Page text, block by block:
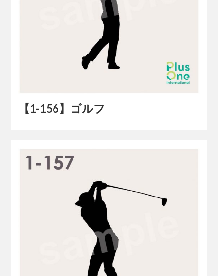
【1-156】ゴルフ